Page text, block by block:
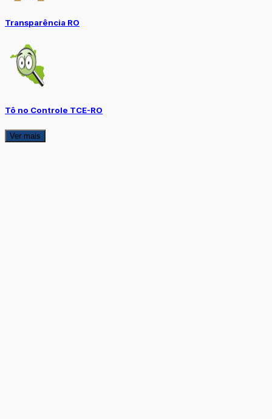
Transparência RO
Tô no Controle TCE-RO
Ver mais